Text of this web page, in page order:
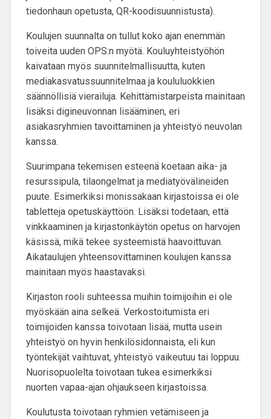
tiedonhaun opetusta, QR-koodisuunnistusta).
Koulujen suunnalta on tullut koko ajan enemmän
toiveita uuden OPS:n myötä. Kouluyhteistyöhön
kaivataan myös suunnitelmallisuutta, kuten
mediakasvatussuunnitelmaa ja koululuokkien
säännöllisiä vierailuja. Kehittämistarpeista mainitaan
lisäksi digineuvonnan lisääminen, eri
asiakasryhmien tavoittaminen ja yhteistyö neuvolan
kanssa.
Suurimpana tekemisen esteenä koetaan aika- ja
resurssipula, tilaongelmat ja mediatyövälineiden
puute. Esimerkiksi monissakaan kirjastoissa ei ole
tabletteja opetuskäyttöön. Lisäksi todetaan, että
vinkkaaminen ja kirjastonkäytön opetus on harvojen
käsissä, mikä tekee systeemistä haavoittuvan.
Aikataulujen yhteensovittaminen koulujen kanssa
mainitaan myös haastavaksi.
Kirjaston rooli suhteessa muihin toimijoihin ei ole
myöskään aina selkeä. Verkostoitumista eri
toimijoiden kanssa toivotaan lisää, mutta usein
yhteistyö on hyvin henkilösidonnaista, eli kun
työntekijät vaihtuvat, yhteistyö vaikeutuu tai loppuu.
Nuorisopuolelta toivotaan tukea esimerkiksi
nuorten vapaa-ajan ohjaukseen kirjastoissa.
Koulutusta toivotaan ryhmien vetämiseen ja